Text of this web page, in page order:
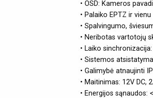
• OSD: Kameros
• Palaiko EPTZ ir
• Spalvingumo,
• Neribotas vartotojų
• Laiko
• Sistemos
• Galimybė atnaujinti
• Maitinimas: 12V DC,
• Energijos sąnaudos: